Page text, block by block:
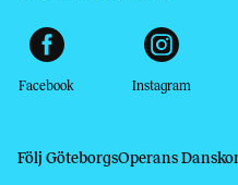
Facebook Instagram
Följ GöteborgsOperans